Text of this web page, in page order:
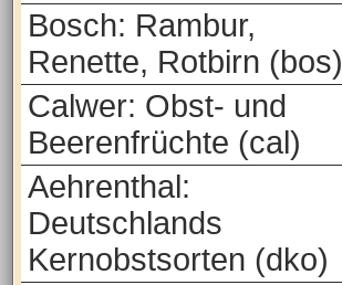
Bosch: Rambur,
Renette, Rotbirn (bos)
Calwer: Obst- und
Beerenfrüchte (cal)
Aehrenthal:
Deutschlands
Kernobstsorten (dko)